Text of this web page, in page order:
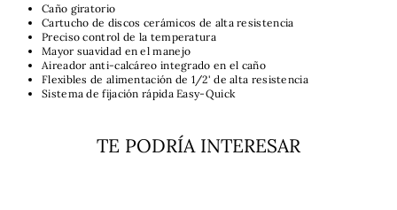
Caño giratorio
Cartucho de discos cerámicos de alta resistencia
Preciso control de la temperatura
Mayor suavidad en el manejo
Aireador anti-calcáreo integrado en el caño
Flexibles de alimentación de 1/2' de alta resistencia
Sistema de fijación rápida Easy-Quick
TE PODRÍA INTERESAR